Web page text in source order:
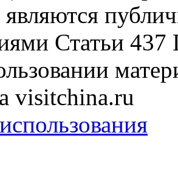
являются
Статьи 437
visitchina.ru